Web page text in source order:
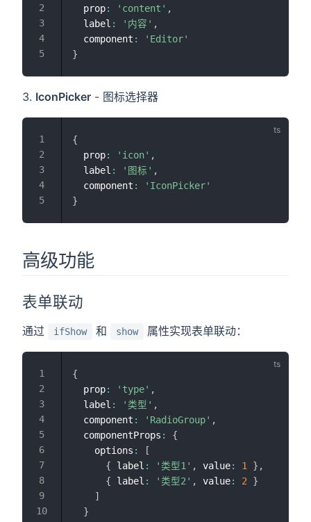
  prop
: 'content' ,
  label
: '内容' ,
  component
:
'Editor'
}
IconPicker - 图标选择器
{
  prop
: 'icon' ,
  label
: '图标' ,
  component
:
'IconPicker'
}
高级功能
表单联动
通过 ifShow 和 show 属性实现表单联动：
{
  prop
: 'type' ,
  label
: '类型' ,
  component
: 'RadioGroup' ,
  componentProps
:
{
    options
:
[
{ label : '类型1' , value: 1 } ,
{ label : '类型2' , value: 2
}
]
}